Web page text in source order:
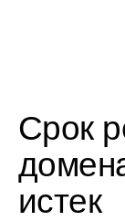
Срок
истек